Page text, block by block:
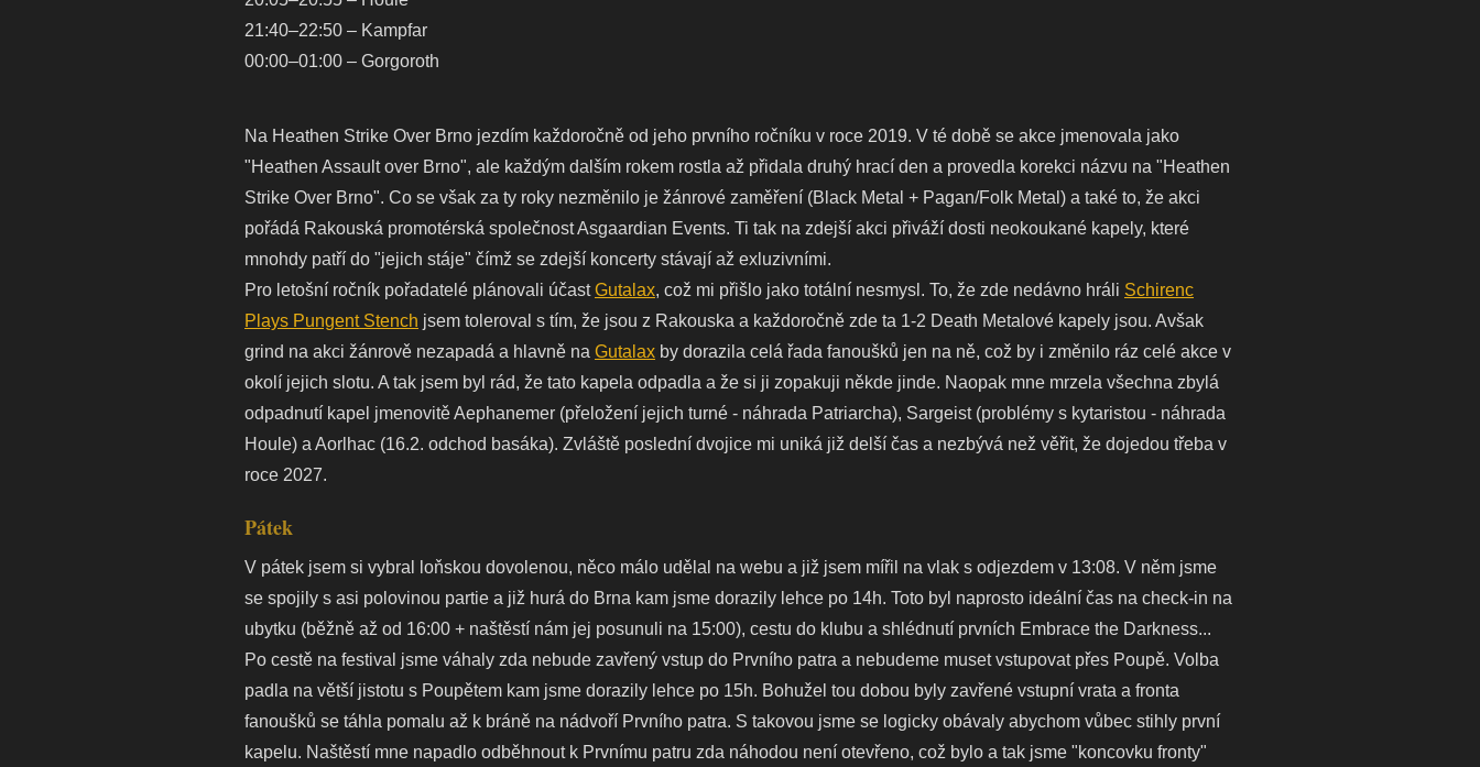
21:40–22:50 – Kampfar
00:00–01:00 – Gorgoroth
Na Heathen Strike Over Brno jezdím každoročně od jeho prvního ročníku v roce 2019. V té době se akce jmenovala jako
"Heathen Assault over Brno", ale každým dalším rokem rostla až přidala druhý hrací den a provedla korekci názvu na "Heathen
Strike Over Brno". Co se však za ty roky nezměnilo je žánrové zaměření (Black Metal + Pagan/Folk Metal) a také to, že akci
pořádá Rakouská promotérská společnost Asgaardian Events. Ti tak na zdejší akci přiváží dosti neokoukané kapely, které
mnohdy patří do "jejich stáje" čímž se zdejší koncerty stávají až exluzivními.
Pro letošní ročník pořadatelé plánovali účastGutalax, což mi přišlo jako totální nesmysl. To, že zde nedávno hráli Schirenc
Plays Pungent Stench jsem toleroval s tím, že jsou z Rakouska a každoročně zde ta 1-2 Death Metalové kapely jsou. Avšak
grind na akci žánrově nezapadá a hlavně na Gutalax by dorazila celá řada fanoušků jen na ně, což by i změnilo ráz celé akce v
okolí jejich slotu. A tak jsem byl rád, že tato kapela odpadla a že si ji zopakuji někde jinde. Naopak mne mrzela všechna zbylá
odpadnutí kapel jmenovitě Aephanemer (přeložení jejich turné - náhrada Patriarcha), Sargeist (problémy s kytaristou - náhrada
Houle) a Aorlhac (16.2. odchod basáka). Zvláště poslední dvojice mi uniká již delší čas a nezbývá než věřit, že dojedou třeba v
roce 2027.
Pátek
V pátek jsem si vybral loňskou dovolenou, něco málo udělal na webu a již jsem mířil na vlak s odjezdem v 13:08. V něm jsme
se spojily s asi polovinou partie a již hurá do Brna kam jsme dorazily lehce po 14h. Toto byl naprosto ideální čas na check-in na
ubytku (běžně až od 16:00 + naštěstí nám jej posunuli na 15:00), cestu do klubu a shlédnutí prvních Embrace the Darkness...
Po cestě na festival jsme váhaly zda nebude zavřený vstup do Prvního patra a nebudeme muset vstupovat přes Poupě. Volba
padla na větší jistotu s Poupětem kam jsme dorazily lehce po 15h. Bohužel tou dobou byly zavřené vstupní vrata a fronta
fanoušků se táhla pomalu až k bráně na nádvoří Prvního patra. S takovou jsme se logicky obávaly abychom vůbec stihly první
kapelu. Naštěstí mne napadlo odběhnout k Prvnímu patru zda náhodou není otevřeno, což bylo a tak jsme "koncovku fronty"